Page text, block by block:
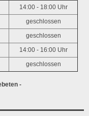
14:00 - 18:00 Uhr
geschlossen
geschlossen
14:00 - 16:00 Uhr
geschlossen
-